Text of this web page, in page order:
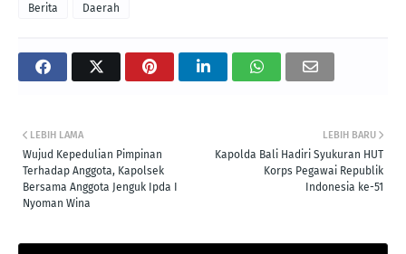
Berita Daerah
LEBIH BARU
Kapolda Bali Hadiri Syukuran HUT
Korps Pegawai Republik
Indonesia ke-51
LEBIH LAMA
Wujud Kepedulian Pimpinan
Terhadap Anggota, Kapolsek
Bersama Anggota Jenguk Ipda I
Nyoman Wina